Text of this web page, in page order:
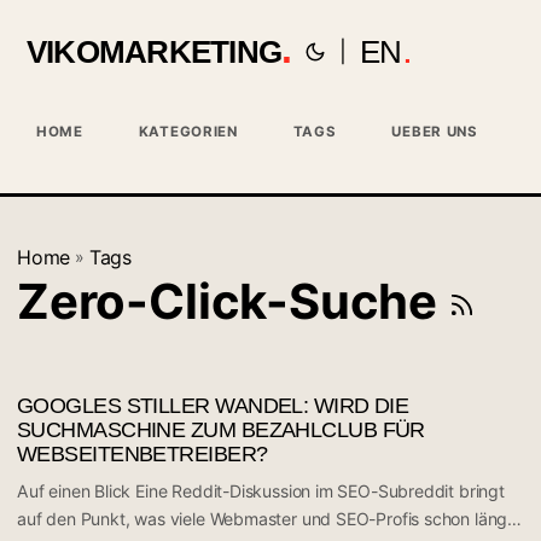
VIKOMARKETING EN
HOME KATEGORIEN TAGS UEBER UNS
Home » Tags
Zero-Click-Suche
GOOGLES STILLER WANDEL: WIRD DIE
SUCHMASCHINE ZUM BEZAHLCLUB FÜR
WEBSEITENBETREIBER?
Auf einen Blick Eine Reddit-Diskussion im SEO-Subreddit bringt
auf den Punkt, was viele Webmaster und SEO-Profis schon länger